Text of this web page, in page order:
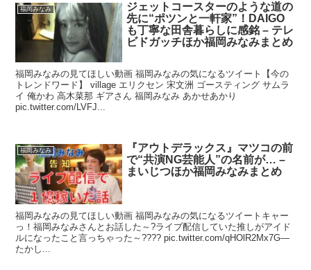
福岡みなみ
ジェットコースターのような道の
先に“ポツンと一軒家”！DAIGO
も丁寧な田舎暮らしに感銘 – テレ
ビドガッチほか福岡みなみまとめ
福岡みなみの見てほしい動画 福岡みなみの気になるツイート【今の
トレンドワード】 village エリクセン 宋文洲 ゴースティング サムラ
イ 俺かわ 高木菜那 ギアさん 福岡みなみ あかせあかり
pic.twitter.com/LVFJ...
福岡みなみ
『アウトデラックス』マツコの前
で“共演NG芸能人”の名前が… –
まいじつほか福岡みなみまとめ
福岡みなみの見てほしい動画 福岡みなみの気になるツイートキャー
っ！福岡みなみさんとお話した～?ライブ配信していた推しがアイド
ルになったこと言っちゃった～???? pic.twitter.com/qHOlR2Mx7G—
たかし...